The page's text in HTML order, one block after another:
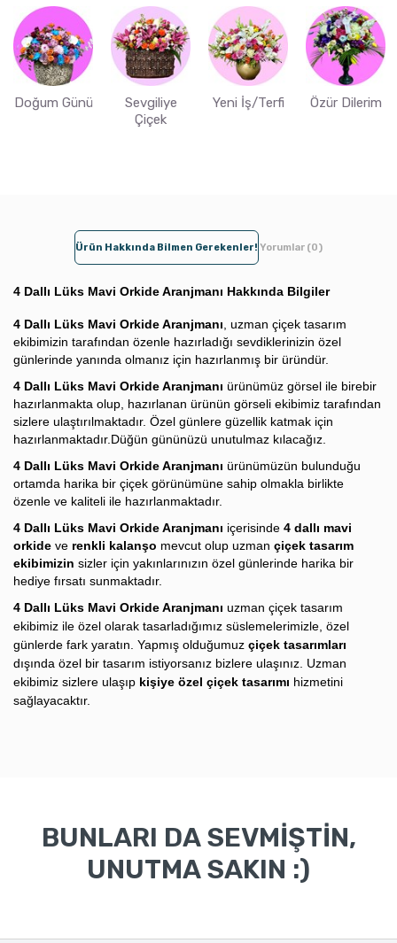
Doğum Günü
Sevgiliye
Çiçek
Yeni İş/Terfi Özür Dilerim
Ürün Hakkında Bilmen Gerekenler! Yorumlar (0)
4 Dallı Lüks Mavi Orkide Aranjmanı Hakkında Bilgiler
4 Dallı Lüks Mavi Orkide Aranjmanı , uzman çiçek tasarım
ekibimizin tarafından özenle hazırladığı sevdiklerinizin özel
günlerinde yanında olmanız için hazırlanmış bir üründür.
4 Dallı Lüks Mavi Orkide Aranjmanı ürünümüz görsel ile birebir
hazırlanmakta olup, hazırlanan ürünün görseli ekibimiz tarafından
sizlere ulaştırılmaktadır. Özel günlere güzellik katmak için
hazırlanmaktadır.Düğün gününüzü unutulmaz kılacağız.
4 Dallı Lüks Mavi Orkide Aranjmanı ürünümüzün bulunduğu
ortamda harika bir çiçek görünümüne sahip olmakla birlikte
özenle ve kaliteli ile hazırlanmaktadır.
4 Dallı Lüks Mavi Orkide Aranjmanı içerisinde 4 dallı mavi
orkide ve renkli kalanşo mevcut olup uzman çiçek tasarım
ekibimizin sizler için yakınlarınızın özel günlerinde harika bir
hediye fırsatı sunmaktadır.
4 Dallı Lüks Mavi Orkide Aranjmanı uzman çiçek tasarım
ekibimiz ile özel olarak tasarladığımız süslemelerimizle, özel
günlerde fark yaratın. Yapmış olduğumuz çiçek tasarımları
dışında özel bir tasarım istiyorsanız bizlere ulaşınız. Uzman
ekibimiz sizlere ulaşıp kişiye özel çiçek tasarımı hizmetini
sağlayacaktır.
BUNLARI DA SEVMİŞTİN,
UNUTMA SAKIN :)